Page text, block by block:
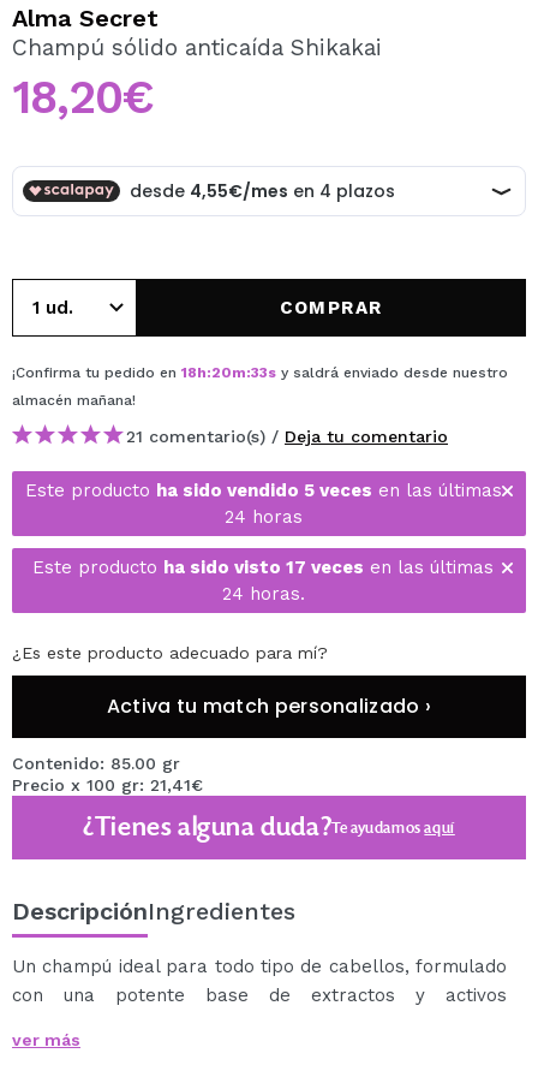
Al crear una cuenta en Maquillalia.com podrás realizar
tus compras rápidamente, revisar el estado de tus
pedidos y consultar tus operaciones anteriores.
CREAR CUENTA
Alma Secret
Champú sólido anticaída Shikakai
18,20€
COMPRAR
¡Confirma tu pedido en 18h:20m:32s y saldrá enviado desde nuestro
almacén mañana!
21 comentario(s) / Deja tu comentario
Este producto ha sido vendido 5 veces en las últimas
24 horas
Este producto ha sido visto 17 veces en las últimas
24 horas.
¿Es este producto adecuado para mí?
Activa tu match personalizado ›
Contenido: 85.00 gr
Precio x 100 gr: 21,41€
¿Tienes alguna duda?Te ayudamosaquí
DescripciónIngredientes
Un champú ideal para todo tipo de cabellos, formulado
con una potente base de extractos y activos
detoxificar, equilibrar, revitalizar y regenerar el cabello.
ver más